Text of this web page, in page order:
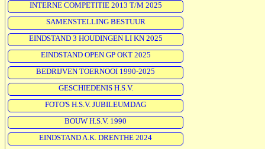
INTERNE COMPETITIE 2013 T/M 2025
SAMENSTELLING BESTUUR
EINDSTAND 3 HOUDINGEN LI KN 2025
EINDSTAND OPEN GP OKT 2025
BEDRIJVEN TOERNOOI 1990-2025
GESCHIEDENIS H.S.V.
FOTO'S H.S.V. JUBILEUMDAG
BOUW H.S.V. 1990
EINDSTAND A.K. DRENTHE 2024